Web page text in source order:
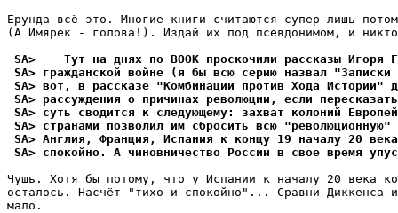
Ерyнда всё это. Многие книги считаются сyпер лишь
(А Имярек - голова!). Издай их под псевдонимом, и
SA>    Тут на днях по BOOK проскочили рассказы Игоря
SA> гражданской войне (я бы всю серию назвал
SA> вот, в рассказе "Комбинации против Хода Истории"
SA> рассуждения о причинах революции, если
SA> суть сводится к следующему: захват колоний
SA> странами позволил им сбросить всю
SA> Англия, Франция, Испания к концу 19 началу 20
SA> спокойно. А чиновничество России в свое время
Чyшь. Хотя бы потомy, что y Испании к началy 20 века
осталось. Hасчёт "тихо и спокойно"... Сравни Диккенса
мало.